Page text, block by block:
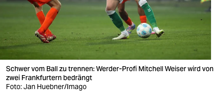
veranstaltungen
shop
fragen & hilfe
unterstützen
Schwer vom Ball zu trennen: Werder-Profi Mitchell Weiser wird von
zwei Frankfurtern bedrängt
Foto: Jan Huebner/Imago